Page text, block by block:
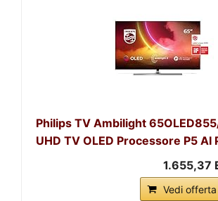
Philips TV Ambilight
UHD TV OLED Processore P5 AI
1.655,37
Vedi